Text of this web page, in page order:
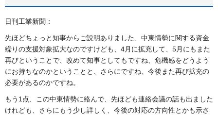
日刊工業新聞：
先ほどちょっと知事からご説明ありました、中東情勢に関する資金
繰りの支援対象拡大なのですけども、4月に拡充して、5月にもまた
再びということで、改めて知事としてもですね、危機感をどうよう
にお持ちなのかということと、さらにですね、今後また再び拡充の
必要があるのかですね。
もう1点、この中東情勢に絡んで、先ほども連絡会議の話も出ました
けれども、さらにもう少し詳しく、今後の対応の方向性とかも示さ